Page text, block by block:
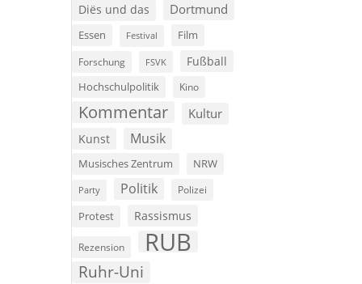
Diës und das Dortmund
Essen Festival Film
Forschung FSVK Fußball
Hochschulpolitik Kino
Kommentar Kultur
Kunst Musik
Musisches Zentrum NRW
Party Politik Polizei
Protest Rassismus
Rezension RUB
Ruhr-Uni